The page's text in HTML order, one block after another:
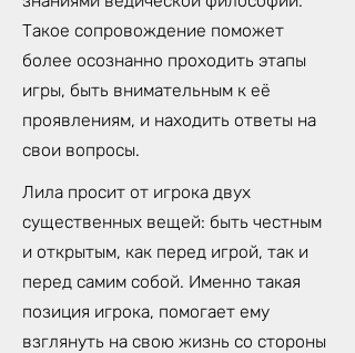
Такое сопровождение поможет
более осознанно проходить этапы
игры, быть внимательным к её
проявлениям, и находить ответы на
свои вопросы.
Лила просит от игрока двух
существенных вещей: быть честным
и открытым, как перед игрой, так и
перед самим собой. Именно такая
позиция игрока, помогает ему
взглянуть на свою жизнь со стороны